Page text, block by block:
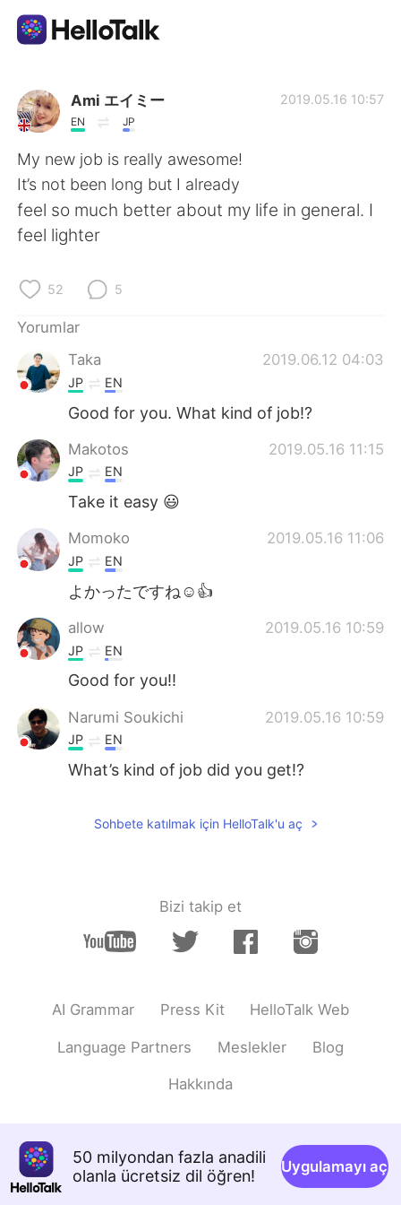
Dil Değişimi Uygulaması
AI Grammar Checker
Türkçe
العربية
Deutsch 日本語
한국어
Indonesia
Italiano
Português
Ami エイミー
EN JP
2019.05.16 10:57
My new job is really awesome!
It’s not been long but I already
feel so much better about my life in general. I
feel lighter
52 5
Yorumlar
Taka
2019.06.12 04:03
JP EN
Good for you. What kind of job!?
Makotos 2019.05.16 11:15
JP EN
Take it easy 😃
Momoko 2019.05.16 11:06
JP EN
よかったですね☺️👍
allow 2019.05.16 10:59
JP EN
Good for you!!
Narumi Soukichi 2019.05.16 10:59
JP EN
What’s kind of job did you get!?
Sohbete katılmak için HelloTalk'u aç
Bizi takip et
AI Grammar Press Kit HelloTalk Web
Language Partners Meslekler Blog
Hakkında
50 milyondan fazla anadili
olanla ücretsiz dil öğren!
Uygulamayı aç